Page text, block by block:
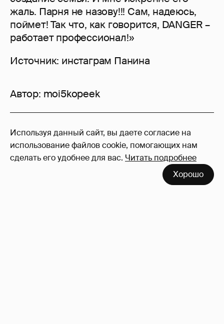
Используя данный сайт, вы даете согласие на
использование файлов cookie, помогающих нам
сделать его удобнее для вас. Читать подробнее
Хорошо
жаль. Парня не назову!!! Сам, надеюсь,
поймет! Так что, как говорится, DANGER –
работает профессионал!»
Источник: инстаграм Панина
Автор: moi5kopeek
103
Войдите в аккаунт, чтобы читать и
оставлять комментарии